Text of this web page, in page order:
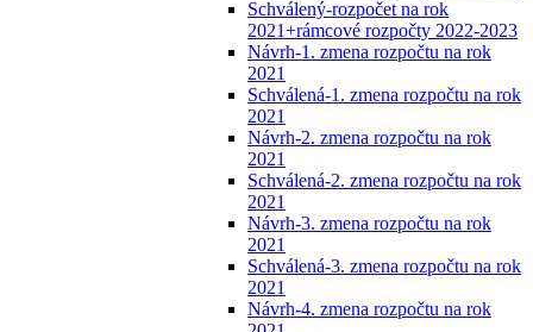
Schválený-rozpočet na rok
2021+rámcové rozpočty 2022-2023
Návrh-1. zmena rozpočtu na rok
2021
Schválená-1. zmena rozpočtu na rok
2021
Návrh-2. zmena rozpočtu na rok
2021
Schválená-2. zmena rozpočtu na rok
2021
Návrh-3. zmena rozpočtu na rok
2021
Schválená-3. zmena rozpočtu na rok
2021
Návrh-4. zmena rozpočtu na rok